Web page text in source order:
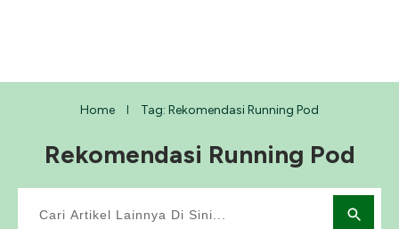
Home Tag: Rekomendasi Running Pod
Rekomendasi Running Pod